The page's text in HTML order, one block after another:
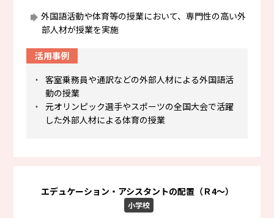
外国語活動や体育等の授業において、専門性の高い外
部人材が授業を実施
活用事例
・
客室乗務員や通訳などの外部人材による外国語活
動の授業
・
元オリンピック選手やスポーツの全国大会で活躍
した外部人材による体育の授業
エデュケーション・アシスタントの配置（Ｒ4～）
小学校